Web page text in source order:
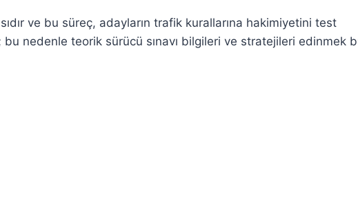
ve bu süreç, adayların trafik kurallarına hakimiyetini test
nedenle teorik sürücü sınavı bilgileri ve stratejileri edinmek